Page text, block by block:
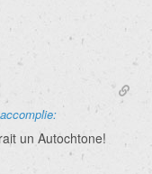
un Autochtone!